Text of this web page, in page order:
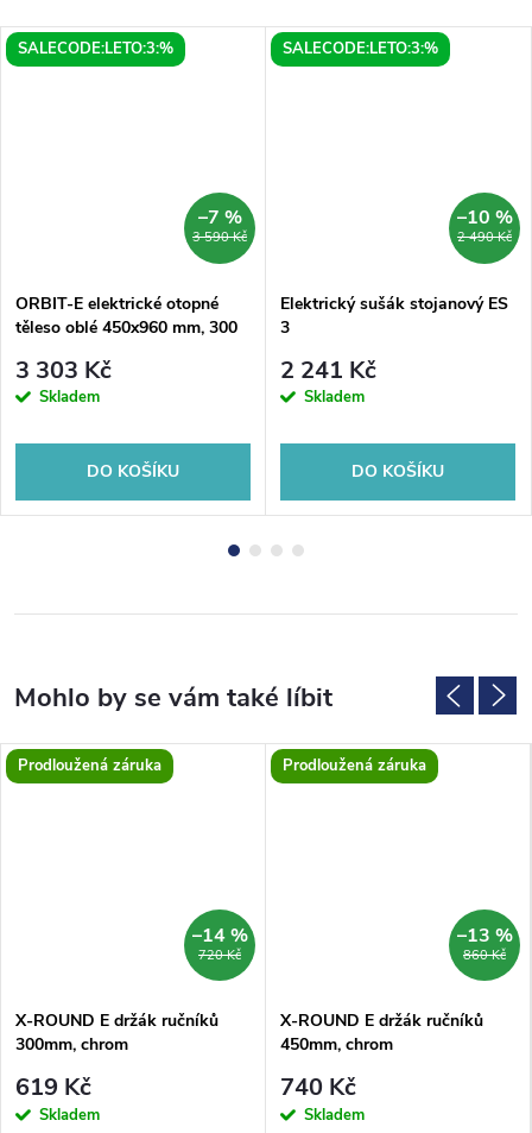
SALECODE:LETO:3:%
3 590 Kč
–7 %
ORBIT-E elektrické otopné
těleso oblé 450x960 mm, 300
3 303 Kč
Skladem
DO KOŠÍKU
SALECODE:LETO:3:%
2 490 Kč
–10 %
Elektrický sušák stojanový ES
3
2 241 Kč
Skladem
DO KOŠÍKU
Prodloužená záruka
720 Kč
–14 %
X-ROUND E držák ručníků
300mm, chrom
619 Kč
Skladem
Prodloužená záruka
860 Kč
–13 %
X-ROUND E držák ručníků
450mm, chrom
740 Kč
Skladem